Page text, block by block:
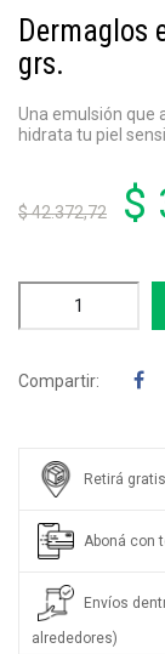
Dermaglos
grs.
Una emulsión que
hidrata tu piel
$ 42.372,72 $
Compartir:
Retirá
Aboná con
Envíos
alrededores)